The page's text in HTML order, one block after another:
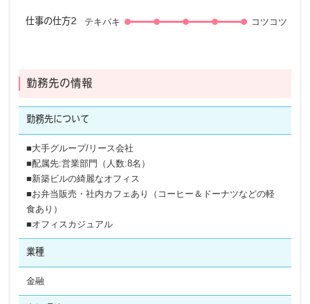
仕事の仕方2 テキパキ コツコツ
勤務先の情報
勤務先について
■大手グループ/リース会社
■配属先:営業部門（人数:8名）
■新築ビルの綺麗なオフィス
■お弁当販売・社内カフェあり（コーヒー＆ドーナツなどの軽
食あり）
■オフィスカジュアル
業種
金融